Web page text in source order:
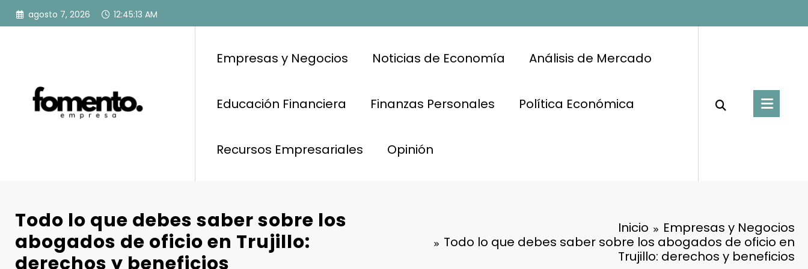
Saltar
agosto 7, 2026 12:45:14 AM
Empresas y Negocios Noticias de Economía Análisis de Mercado
Educación Financiera Finanzas Personales Política Económica
Recursos Empresariales Opinión
Todo lo que debes saber sobre los
abogados de oficio en Trujillo:
derechos y beneficios
Inicio
Empresas y Negocios
Todo lo que debes saber sobre los abogados de oficio en
Trujillo: derechos y beneficios